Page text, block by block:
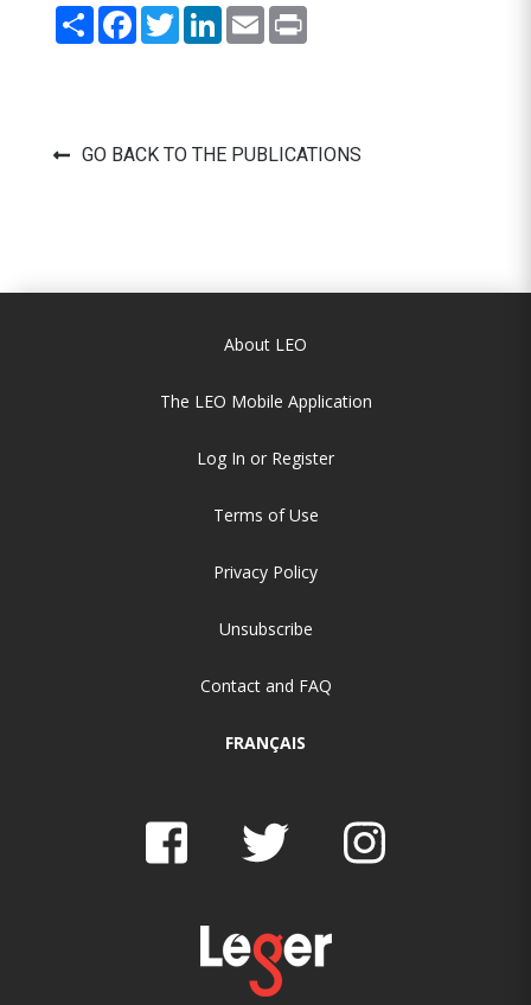
ShareFacebook
TwitterLinkedIn
EmailPrint
GO BACK TO THE PUBLICATIONS
About LEO
The LEO Mobile Application
Log In or Register
Terms of Use
Privacy Policy
Unsubscribe
Contact and FAQ
FRANÇAIS